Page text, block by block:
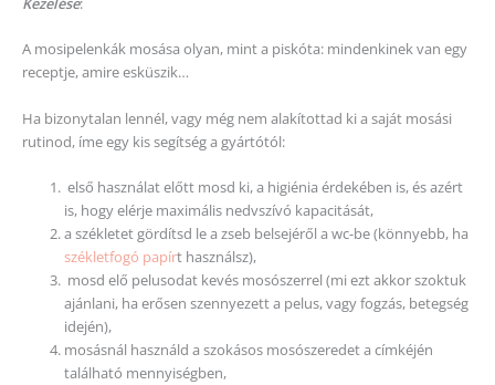
A mosipelenkák mosása olyan, mint a piskóta: mindenkinek van egy
receptje, amire esküszik…
Ha bizonytalan lennél, vagy még nem alakítottad ki a saját mosási
rutinod, íme egy kis segítség a gyártótól:
első használat előtt mosd ki, a higiénia érdekében is, és azért
is, hogy elérje maximális nedvszívó kapacitását,
a székletet gördítsd le a zseb belsejéről a wc-be (könnyebb, ha
székletfogó papírt használsz),
mosd elő pelusodat kevés mosószerrel (mi ezt akkor szoktuk
ajánlani, ha erősen szennyezett a pelus, vagy fogzás, betegség
idején),
mosásnál használd a szokásos mosószeredet a címkéjén
található mennyiségben,